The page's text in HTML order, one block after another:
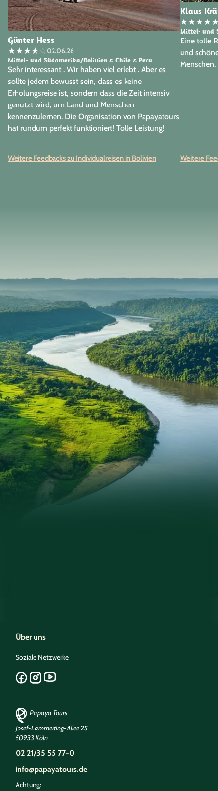
Günter Hess
★★★★☆02.06.26
Mittel- und Südamerika/Bolivien & Chile & Peru
Sehr interessant . Wir haben viel erlebt . Aber es
sollte jedem bewusst sein, dass es keine
Erholungsreise ist, sondern dass die Zeit intensiv
genutzt wird, um Land und Menschen
kennenzulernen. Die Organisation von Papayatours
hat rundum perfekt funktioniert! Tolle Leistung!
Weitere Feedbacks zu Individualreisen in Bolivien
Klaus
★★★★
Mittel- und
Eine tolle
und
Menschen.
Weitere
Über uns
Soziale Netzwerke
Papaya Tours
Josef-Lammerting-Allee 25
50933 Köln
02 21/35 55 77-0
info@papayatours.de
Achtung: